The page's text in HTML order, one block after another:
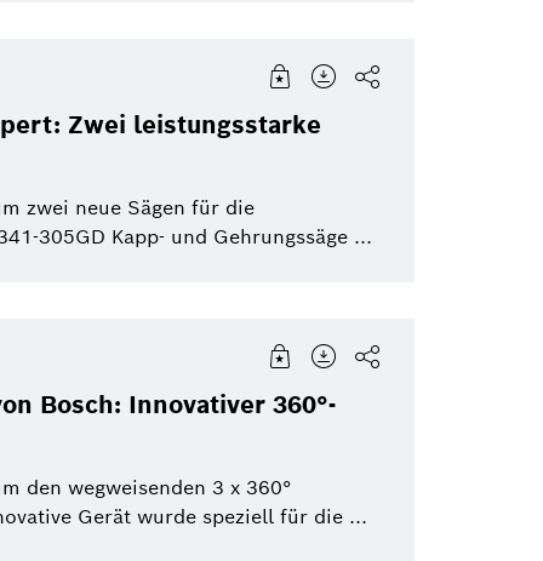
Zwei leistungsstarke
zwei neue Sägen für die
305GD Kapp- und Gehrungssäge ...
Bosch: Innovativer 360°-
den wegweisenden 3 x 360°
Gerät wurde speziell für die ...